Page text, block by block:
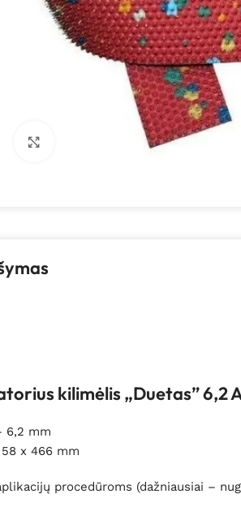
Spustelėkite, kad padidintumėte
kilimėlis „Duetas” 6,2
6,2 mm
x 466 mm
procedūroms (dažniausiai –